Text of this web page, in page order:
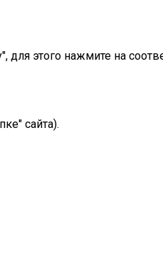
этого нажмите на
сайта).